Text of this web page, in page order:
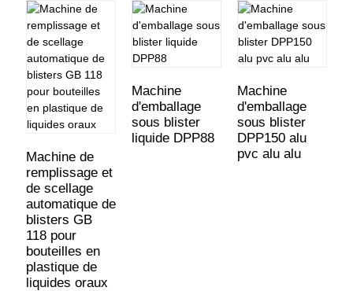
Machine de
remplissage et
de scellage
automatique de
blisters GB
118 pour
bouteilles en
plastique de
liquides oraux
Machine
d'emballage
sous blister
liquide DPP88
Machine
d'emballage
sous blister
DPP150 alu
pvc alu alu